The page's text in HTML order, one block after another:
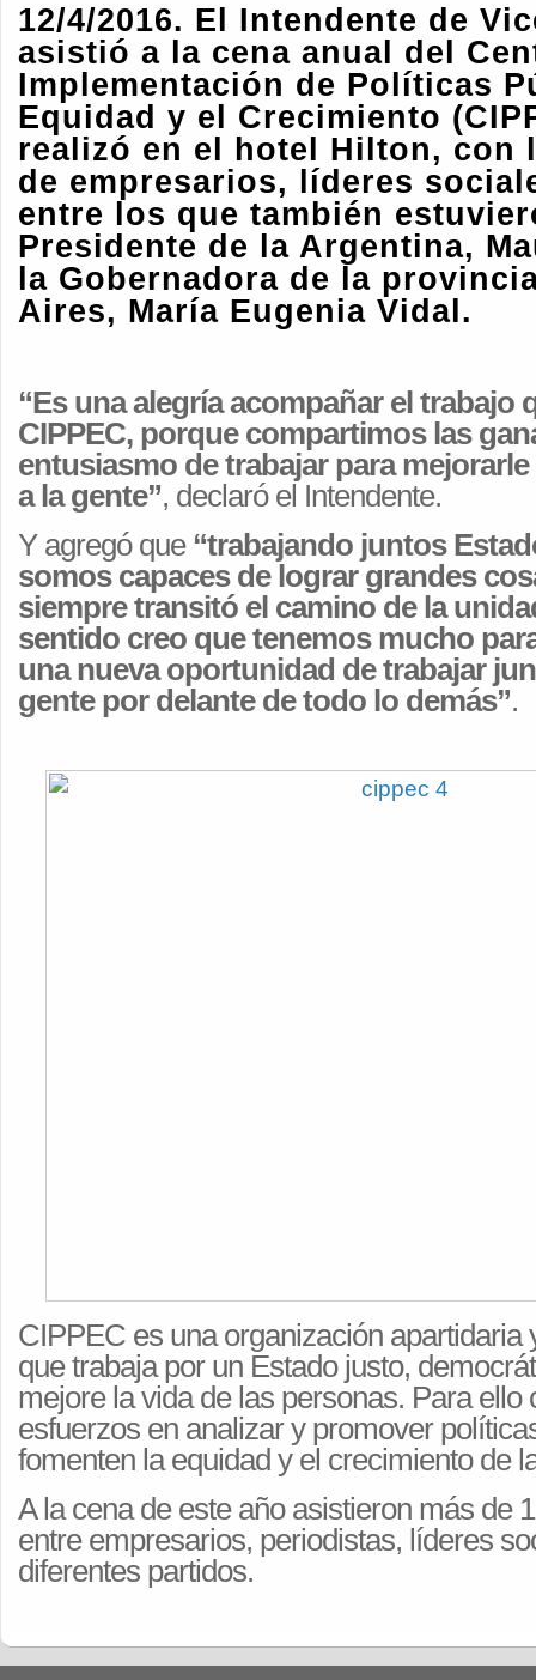
12/4/2016. El Intendente de
asistió a la cena anual del
Implementación de Políticas
Equidad y el Crecimiento
realizó en el hotel Hilton, con
de empresarios, líderes
entre los que también
Presidente de la Argentina,
la Gobernadora de la
Aires, María Eugenia Vidal.
“Es una alegría acompañar el trabajo
CIPPEC, porque compartimos las
entusiasmo de trabajar para
a la gente”, declaró el Intendente.
Y agregó que “trabajando juntos
somos capaces de lograr grandes
siempre transitó el camino de la
sentido creo que tenemos mucho
una nueva oportunidad de trabajar
gente por delante de todo lo demás”.
CIPPEC es una organización apartidaria
que trabaja por un Estado justo,
mejore la vida de las personas. Para ello
esfuerzos en analizar y promover
fomenten la equidad y el crecimiento de
A la cena de este año asistieron más de
entre empresarios, periodistas, líderes
diferentes partidos.